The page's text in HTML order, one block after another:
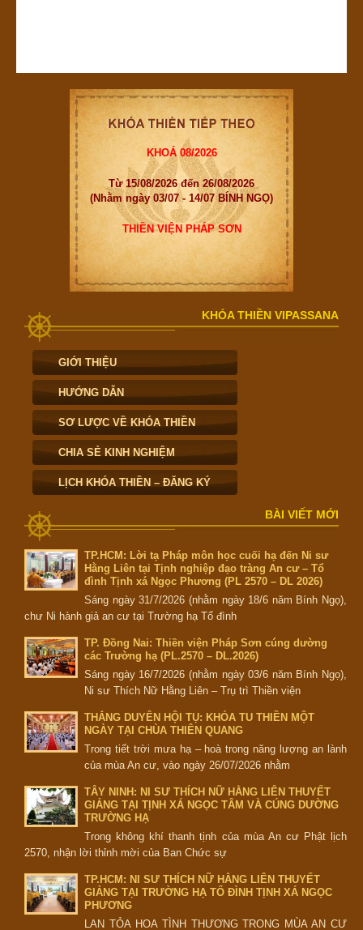
KHOÁ 08/2026
Từ 15/08/2026 đến 26/08/2026
(Nhằm ngày 03/07 - 14/07 BÍNH NGỌ)
THIỀN VIỆN PHÁP SƠN
KHÓA THIỀN VIPASSANA
GIỚI THIỆU
HƯỚNG DẪN
SƠ LƯỢC VỀ KHÓA THIỀN
CHIA SẺ KINH NGHIỆM
LỊCH KHÓA THIỀN – ĐĂNG KÝ
BÀI VIẾT MỚI
TP.HCM: Lời tạ Pháp môn học cuối hạ đến Ni sư
Hằng Liên tại Tịnh nghiệp đạo tràng An cư – Tổ
đình Tịnh xá Ngọc Phương (PL 2570 – DL 2026)
Sáng ngày 31/7/2026 (nhằm ngày 18/6 năm Bính Ngọ),
chư Ni hành giả an cư tại Trường hạ Tổ đình
TP. Đồng Nai: Thiền viện Pháp Sơn cúng dường
các Trường hạ (PL.2570 – DL.2026)
Sáng ngày 16/7/2026 (nhằm ngày 03/6 năm Bính Ngọ),
Ni sư Thích Nữ Hằng Liên – Trụ trì Thiền viện
THẮNG DUYÊN HỘI TỤ: KHÓA TU THIỀN MỘT
NGÀY TẠI CHÙA THIÊN QUANG
Trong tiết trời mưa hạ – hoà trong năng lượng an lành
của mùa An cư, vào ngày 26/07/2026 nhằm
TÂY NINH: NI SƯ THÍCH NỮ HẰNG LIÊN THUYẾT
GIẢNG TẠI TỊNH XÁ NGỌC TÂM VÀ CÚNG DƯỜNG
TRƯỜNG HẠ
Trong không khí thanh tịnh của mùa An cư Phật lịch
2570, nhận lời thỉnh mời của Ban Chức sự
TP.HCM: NI SƯ THÍCH NỮ HẰNG LIÊN THUYẾT
GIẢNG TẠI TRƯỜNG HẠ TỔ ĐÌNH TỊNH XÁ NGỌC
PHƯƠNG
LAN TỎA HOA TÌNH THƯƠNG TRONG MÙA AN CƯ